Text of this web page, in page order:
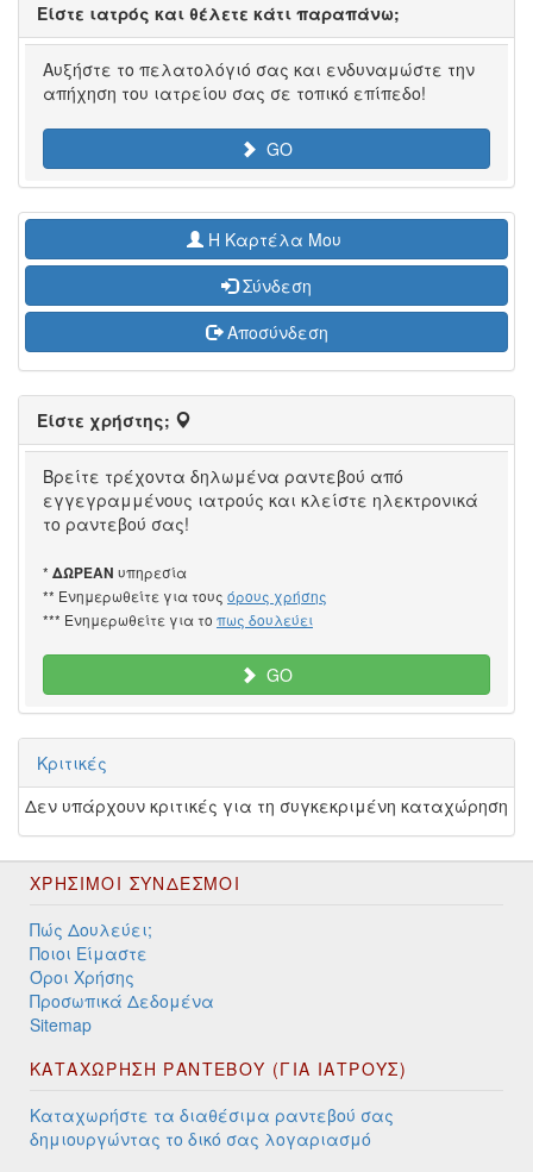
Είστε ιατρός και θέλετε κάτι παραπάνω;
Αυξήστε το πελατολόγιό σας και ενδυναμώστε την
απήχηση του ιατρείου σας σε τοπικό επίπεδο!
GO
H Καρτέλα Μου
Σύνδεση
Αποσύνδεση
Είστε χρήστης;
Βρείτε τρέχοντα δηλωμένα ραντεβού από
εγγεγραμμένους ιατρούς και κλείστε ηλεκτρονικά
το ραντεβού σας!
* ΔΩΡΕΑΝ υπηρεσία
** Ενημερωθείτε για τους όρους χρήσης
*** Ενημερωθείτε για το πως δουλεύει
GO
Κριτικές
Δεν υπάρχουν κριτικές για τη συγκεκριμένη καταχώρηση
ΧΡΉΣΙΜΟΙ ΣΎΝΔΕΣΜΟΙ
Πώς Δουλεύει;
Ποιοι Είμαστε
Όροι Χρήσης
Προσωπικά Δεδομένα
Sitemap
ΚΑΤΑΧΩΡΗΣΗ ΡΑΝΤΕΒΟΥ (ΓΙΑ ΙΑΤΡΟΥΣ)
Καταχωρήστε τα διαθέσιμα ραντεβού σας
δημιουργώντας το δικό σας λογαριασμό